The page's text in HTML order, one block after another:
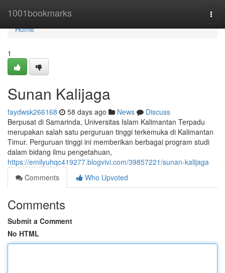
1001bookmarks
Home
Home
1
Sunan Kalijaga
faydwsk266168 58 days ago News
Discuss
Berpusat di Samarinda, Universitas Islam Kalimantan Terpadu
merupakan salah satu perguruan tinggi terkemuka di Kalimantan
Timur. Perguruan tinggi ini memberikan berbagai program studi
dalam bidang ilmu pengetahuan,
https://emilyuhqc419277.blogvivi.com/39857221/sunan-kalijaga
Comments
Who Upvoted
Comments
Submit a Comment
No HTML